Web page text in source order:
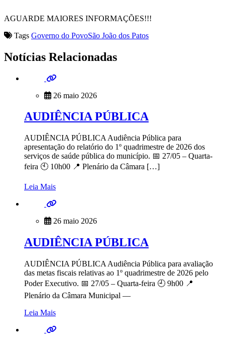
AGUARDE MAIORES INFORMAÇÕES!!!
Tags Governo do PovoSão João dos Patos
Notícias Relacionadas
26 maio 2026
AUDIÊNCIA PÚBLICA
AUDIÊNCIA PÚBLICA Audiência Pública para
apresentação do relatório do 1º quadrimestre de 2026 dos
serviços de saúde pública do município. 📅 27/05 – Quarta-
feira 🕙 10h00 📍 Plenário da Câmara […]
Leia Mais
26 maio 2026
AUDIÊNCIA PÚBLICA
AUDIÊNCIA PÚBLICA Audiência Pública para avaliação
das metas fiscais relativas ao 1º quadrimestre de 2026 pelo
Poder Executivo. 📅 27/05 – Quarta-feira 🕘 9h00 📍
Plenário da Câmara Municipal —
Leia Mais